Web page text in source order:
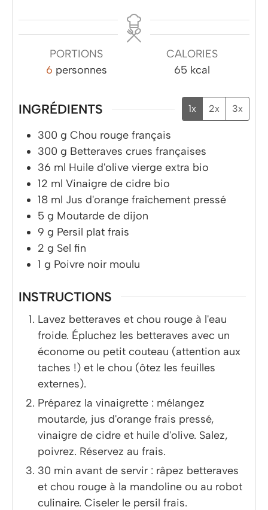
PORTIONS
6 personnes
CALORIES
65 kcal
INGRÉDIENTS 1x 2x 3x
300 g Chou rouge français
300 g Betteraves crues françaises
36 ml Huile d'olive vierge extra bio
12 ml Vinaigre de cidre bio
18 ml Jus d'orange fraîchement pressé
5 g Moutarde de dijon
9 g Persil plat frais
2 g Sel fin
1 g Poivre noir moulu
INSTRUCTIONS
Lavez betteraves et chou rouge à l'eau
froide. Épluchez les betteraves avec un
économe ou petit couteau (attention aux
taches !) et le chou (ôtez les feuilles
externes).
Préparez la vinaigrette : mélangez
moutarde, jus d'orange frais pressé,
vinaigre de cidre et huile d'olive. Salez,
poivrez. Réservez au frais.
30 min avant de servir : râpez betteraves
et chou rouge à la mandoline ou au robot
culinaire. Ciseler le persil frais.